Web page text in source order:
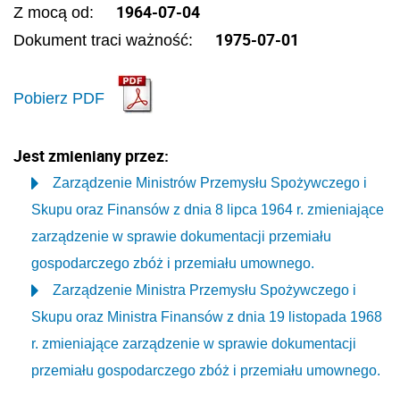
Z mocą od: 1964-07-04
Dokument traci ważność: 1975-07-01
Pobierz PDF
Jest zmieniany przez:
Zarządzenie Ministrów Przemysłu Spożywczego i
Skupu oraz Finansów z dnia 8 lipca 1964 r. zmieniające
zarządzenie w sprawie dokumentacji przemiału
gospodarczego zbóż i przemiału umownego.
Zarządzenie Ministra Przemysłu Spożywczego i
Skupu oraz Ministra Finansów z dnia 19 listopada 1968
r. zmieniające zarządzenie w sprawie dokumentacji
przemiału gospodarczego zbóż i przemiału umownego.